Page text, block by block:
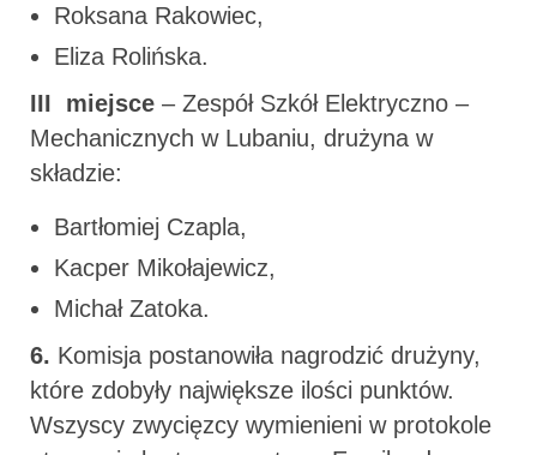
Roksana Rakowiec,
Eliza Rolińska.
III miejsce – Zespół Szkół Elektryczno –
Mechanicznych w Lubaniu, drużyna w
składzie:
Bartłomiej Czapla,
Kacper Mikołajewicz,
Michał Zatoka.
6. Komisja postanowiła nagrodzić drużyny,
które zdobyły największe ilości punktów.
Wszyscy zwycięzcy wymienieni w protokole